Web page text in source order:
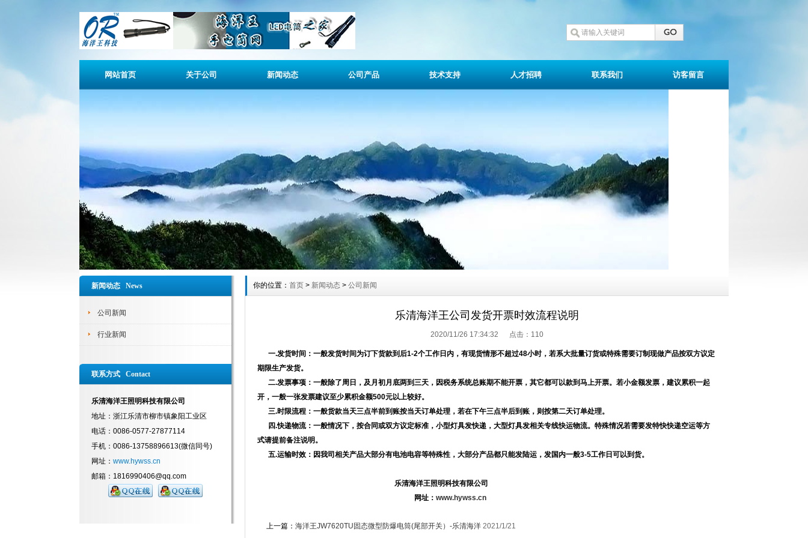
网站首页 关于公司 新闻动态 公司产品 技术支持 人才招聘 联系我们 访客留言
新闻动态 News
公司新闻
行业新闻
联系方式 Contact
乐清海洋王照明科技有限公司
地址：浙江乐清市柳市镇象阳工业区
电话：0086-0577-27877114
手机：0086-13758896613(微信同号)
网址： www.hywss.cn
邮箱：1816990406@qq.com
你的位置： 首页 > 新闻动态 > 公司新闻
乐清海洋王公司发货开票时效流程说明
2020/11/26 17:34:32 点击： 110
一.发货时间：一般发货时间为订下货款到后1-2个工作日内，有现货情形不超过48小时，若系大批量订货或特殊需要订制现做产品按双方议定
期限生产发货。
二.发票事项：一般除了周日，及月初月底两到三天，因税务系统总账期不能开票，其它都可以款到马上开票。若小金额发票，建议累积一起
开，一般一张发票建议至少累积金额500元以上较好。
三.时限流程：一般货款当天三点半前到账按当天订单处理，若在下午三点半后到账，则按第二天订单处理。
四.快递物流：一般情况下，按合同或双方议定标准，小型灯具发快递，大型灯具发相关专线快运物流。特殊情况若需要发特快快递空运等方
式请提前备注说明。
五.运输时效：因我司相关产品大部分有电池电容等特殊性，大部分产品都只能发陆运，发国内一般3-5工作日可以到货。
乐清海洋王照明科技有限公司
网址： www.hywss.cn
上一篇： 海洋王JW7620TU固态微型防爆电筒(尾部开关）-乐清海洋 2021/1/21